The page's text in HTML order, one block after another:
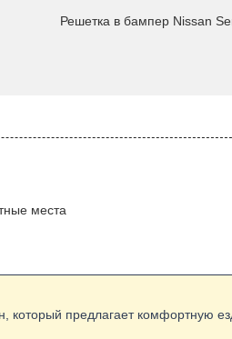
Решетка в бампер Nissan
места
который предлагает комфортную